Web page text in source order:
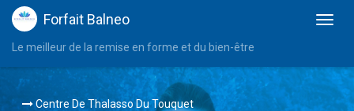
Forfait Balneo
Le meilleur de la remise en forme et du bien-être
Centre De Thalasso Du Touquet